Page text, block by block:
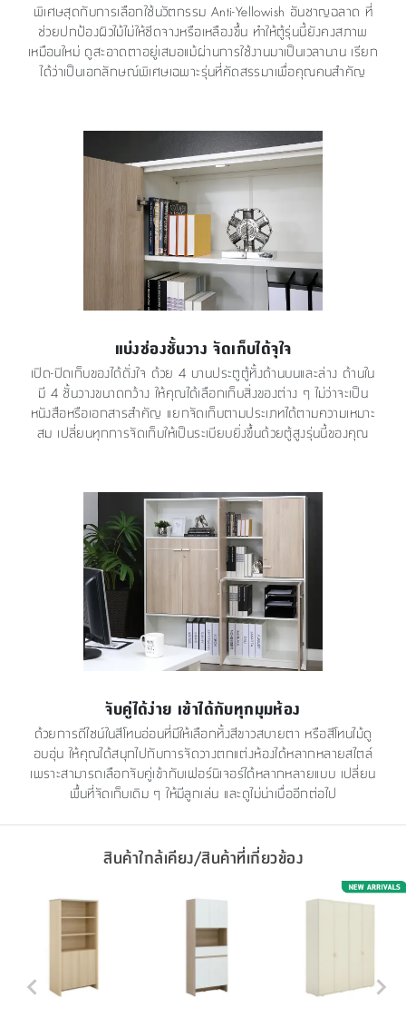
พิเศษสุดกับการเลือกใช้นวัตกรรม Anti-Yellowish อันชาญฉลาด ที่
ช่วยปกป้องผิวไม้ไม่ให้ซีดจางหรือเหลืองขึ้น ทำให้ตู้รุ่นนี้ยังคงสภาพ
เหมือนใหม่ ดูสะอาดตาอยู่เสมอแม้ผ่านการใช้งานมาเป็นเวลานาน เรียก
ได้ว่าเป็นเอกลักษณ์พิเศษเฉพาะรุ่นที่คัดสรรมาเพื่อคุณคนสำคัญ
แบ่งช่องชั้นวาง จัดเก็บได้จุใจ
เปิด-ปิดเก็บของได้ดั่งใจ ด้วย 4 บานประตูตู้ทั้งด้านบนและล่าง ด้านใน
มี 4 ชั้นวางขนาดกว้าง ให้คุณได้เลือกเก็บสิ่งของต่าง ๆ ไม่ว่าจะเป็น
หนังสือหรือเอกสารสำคัญ แยกจัดเก็บตามประเภทได้ตามความเหมาะ
สม เปลี่ยนทุกการจัดเก็บให้เป็นระเบียบยิ่งขึ้นด้วยตู้สูงรุ่นนี้ของคุณ
จับคู่ได้ง่าย เข้าได้กับทุกมุมห้อง
ด้วยการดีไซน์ในสีโทนอ่อนที่มีให้เลือกทั้งสีขาวสบายตา หรือสีโทนไม้ดู
อบอุ่น ให้คุณได้สนุกไปกับการจัดวางตกแต่งห้องได้หลากหลายสไตล์
เพราะสามารถเลือกจับคู่เข้ากับเฟอร์นิเจอร์ได้หลากหลายแบบ เปลี่ยน
พื้นที่จัดเก็บเดิม ๆ ให้มีลูกเล่น และดูไม่น่าเบื่ออีกต่อไป
สินค้าใกล้เคียง/สินค้าที่เกี่ยวข้อง